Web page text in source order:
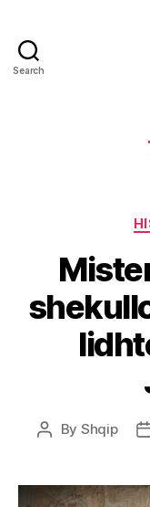
Search
Post
By Shqip